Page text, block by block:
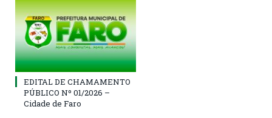
EDITAL DE CHAMAMENTO
PÚBLICO Nº 01/2026 –
Cidade de Faro